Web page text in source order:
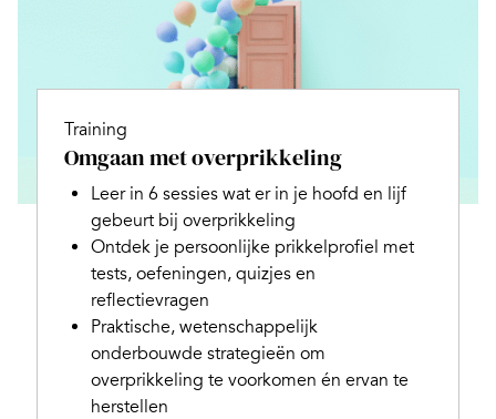
Training
Omgaan met overprikkeling
Leer in 6 sessies wat er in je hoofd en lijf
gebeurt bij overprikkeling
Ontdek je persoonlijke prikkelprofiel met
tests, oefeningen, quizjes en
reflectievragen
Praktische, wetenschappelijk
onderbouwde strategieën om
overprikkeling te voorkomen én ervan te
herstellen